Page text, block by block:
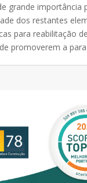
grande importância
dos restantes
para reabilitação
promoverem a